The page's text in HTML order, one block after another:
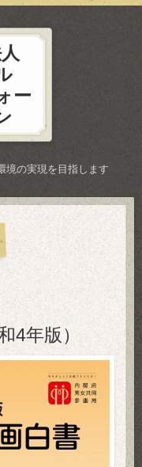
ー
境の実現を目指します
4年版）